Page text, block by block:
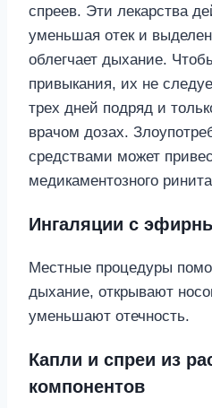
спреев. Эти лекарства
уменьшая отек и
облегчает дыхание.
привыкания, их не
трех дней подряд и
врачом дозах.
средствами может
медикаментозного
Ингаляции с
Местные процедуры
дыхание, открывают
уменьшают отечность.
Капли и спреи из
компонентов